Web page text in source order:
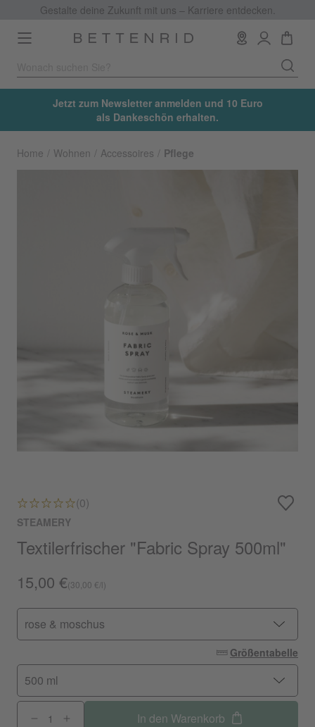
Gestalte deine Zukunft mit uns – Karriere entdecken.
Toggle
navigation
Jetzt zum Newsletter anmelden und 10 Euro
als Dankeschön erhalten.
Home Wohnen Accessoires Pflege
(0)
STEAMERY
Textilerfrischer "Fabric Spray 500ml"
15,00 €(30,00 €/l)
rose & moschus
Größentabelle
500 ml
In den Warenkorb